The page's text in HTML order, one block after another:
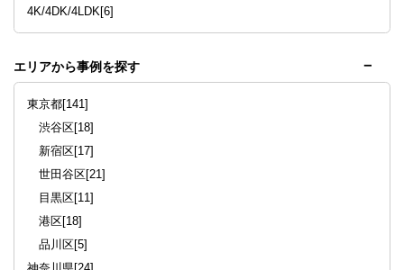
4K/4DK/4LDK[6]
エリアから事例を探す
東京都[141]
渋谷区[18]
新宿区[17]
世田谷区[21]
目黒区[11]
港区[18]
品川区[5]